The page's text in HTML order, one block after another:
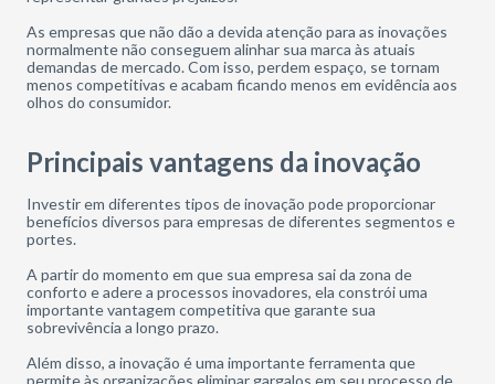
As empresas que não dão a devida atenção para as inovações
normalmente não conseguem alinhar sua marca às atuais
demandas de mercado. Com isso, perdem espaço, se tornam
menos competitivas e acabam ficando menos em evidência aos
olhos do consumidor.
Principais vantagens da inovação
Investir em diferentes tipos de inovação pode proporcionar
benefícios diversos para empresas de diferentes segmentos e
portes.
A partir do momento em que sua empresa sai da zona de
conforto e adere a processos inovadores, ela constrói uma
importante vantagem competitiva que garante sua
sobrevivência a longo prazo.
Além disso, a inovação é uma importante ferramenta que
permite às organizações eliminar gargalos em seu processo de